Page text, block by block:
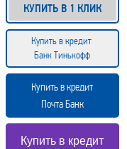
КУПИТЬ В 1 КЛИК
Купить в кредит
Банк Тинькофф
Купить в кредит
Почта Банк